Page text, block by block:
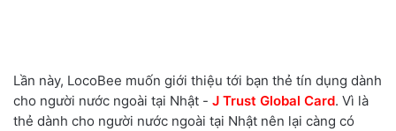
Lần này, LocoBee muốn giới thiệu tới bạn thẻ tín dụng dành
cho người nước ngoài tại Nhật - J Trust Global Card. Vì là
thẻ dành cho người nước ngoài tại Nhật nên lại càng có